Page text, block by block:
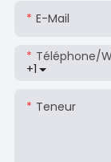
E-Mail
+1
Téléphone/
Teneur